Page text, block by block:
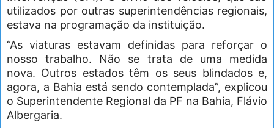
utilizados por outras superintendências regionais,
estava na programação da instituição.
“As viaturas estavam definidas para reforçar o
nosso trabalho. Não se trata de uma medida
nova. Outros estados têm os seus blindados e,
agora, a Bahia está sendo contemplada”, explicou
o Superintendente Regional da PF na Bahia, Flávio
Albergaria.